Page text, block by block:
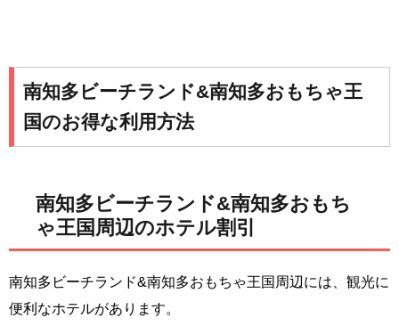
南知多ビーチランド&南知多おもちゃ王
国のお得な利用方法
南知多ビーチランド&南知多おもち
ゃ王国周辺のホテル割引
南知多ビーチランド&南知多おもちゃ王国周辺には、観光に
便利なホテルがあります。